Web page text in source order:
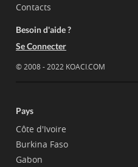
Contacts
Besoin d'aide ?
Se Connecter
© 2008 - 2022 KOACI.COM
Pays
Côte d'Ivoire
Burkina Faso
Gabon